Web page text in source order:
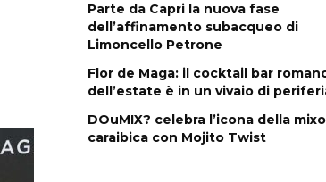
Parte da Capri la nuova fase
dell’affinamento subacqueo di
Limoncello Petrone
Flor de Maga: il cocktail bar
dell’estate è in un vivaio di
DOuMIX? celebra l’icona della
caraibica con Mojito Twist